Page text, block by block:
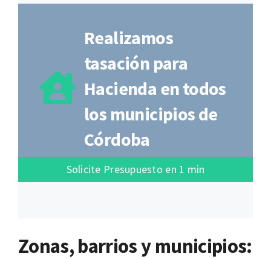
Realizamos
tasación para
Hacienda en todos
los municipios de
Córdoba
Solicite Presupuesto en 1 min
Zonas, barrios y municipios: